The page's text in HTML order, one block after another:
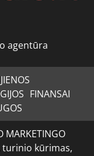
agentūra
FINANSAI
MARKETINGO
turinio kūrimas,